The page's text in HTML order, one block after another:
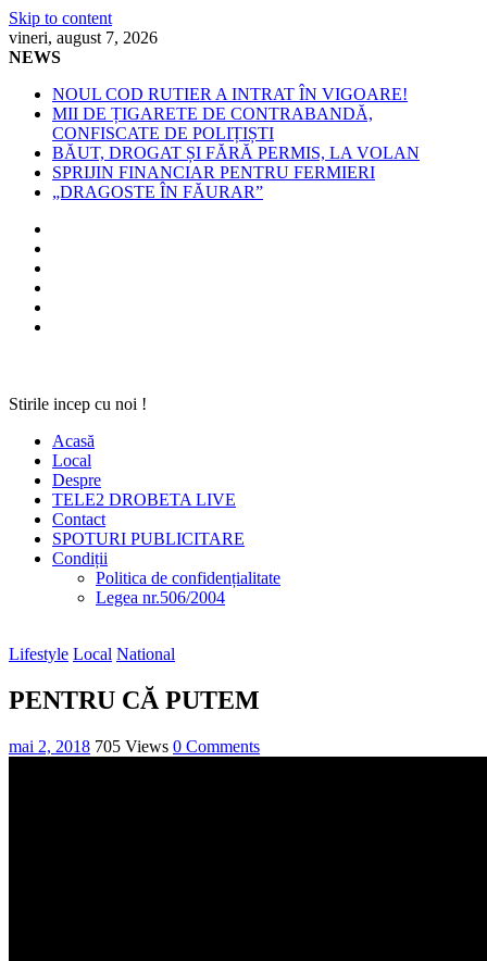
Skip to content
vineri, august 7, 2026
NEWS
NOUL COD RUTIER A INTRAT ÎN VIGOARE!
MII DE ȚIGARETE DE CONTRABANDĂ,
CONFISCATE DE POLIȚIȘTI
BĂUT, DROGAT ȘI FĂRĂ PERMIS, LA VOLAN
SPRIJIN FINANCIAR PENTRU FERMIERI
„DRAGOSTE ÎN FĂURAR”
Stirile incep cu noi !
Acasă
Local
Despre
TELE2 DROBETA LIVE
Contact
SPOTURI PUBLICITARE
Condiții
Politica de confidențialitate
Legea nr.506/2004
Lifestyle Local National
PENTRU CĂ PUTEM
mai 2, 2018 705 Views 0 Comments